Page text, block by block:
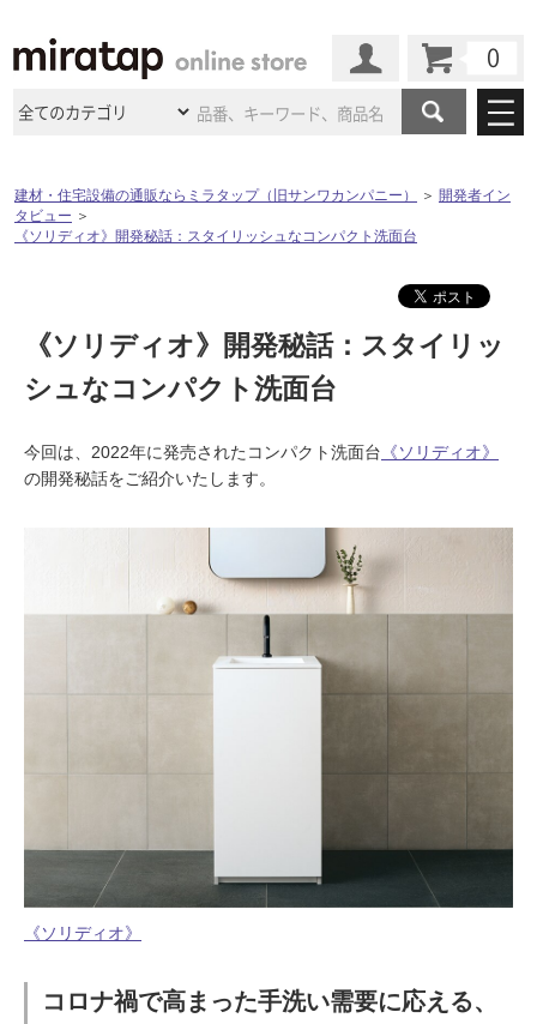
商品カテゴリ
洗面所・水回り タイル
浴室（風呂・バスルー
ム）・
ドア（扉）・ 建具・玄関
扉
エクステリア
ウッドデッキ フローリング・床材
ペット用品
ロートアイアン
施工事例
法人案件納入事例
ミラタップのあるくらし お客様訪問インタビュー
ショールームのご案内 東京ショールーム
大阪ショールーム 仙台ショールーム
名古屋ショールーム 京都ショールーム
ショールーム 札幌スマートショールー
ショールー
ム
ウェルビーみのおHDC
サポート
初めての方へ
クレーム公開
お役立ち情報 住まいのスタイリング
ミラタップと創る家
自分らしい家づくり
最高のリノベ会社が
かるリノベりす
建材・住宅設備の通販ならミラタップ（旧サンワカンパニー） ＞ 開発者イン
タビュー ＞
《ソリディオ》開発秘話：スタイリッシュなコンパクト洗面台
《ソリディオ》開発秘話：スタイリッ
シュなコンパクト洗面台
今回は、2022年に発売されたコンパクト洗面台 《ソリディオ》
の開発秘話をご紹介いたします。
《ソリディオ》
コロナ禍で高まった手洗い需要に応える、